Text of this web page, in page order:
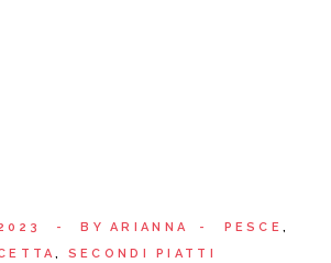
BY ARIANNA
PESCE
SECONDI PIATTI